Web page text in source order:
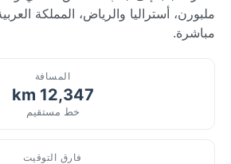
ملبورن، أستراليا والرياض، المملكة
مباشرة.
المسافة
12,347 km
خط مستقيم
فارق التوقيت